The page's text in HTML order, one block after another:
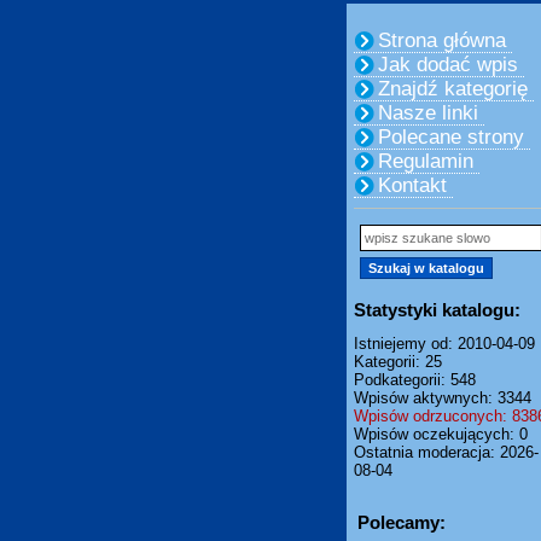
Strona główna
Jak dodać wpis
Znajdź kategorię
Nasze linki
Polecane strony
Regulamin
Kontakt
Statystyki katalogu:
Istniejemy od: 2010-04-09
Kategorii: 25
Podkategorii: 548
Wpisów aktywnych: 3344
Wpisów odrzuconych:
Wpisów oczekujących: 0
Ostatnia moderacja: 2026-
08-04
Polecamy: